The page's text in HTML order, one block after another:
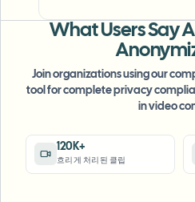
What Users Say
Join organizations using our
tool for complete privacy
in video
120K+
흐리게 처리된 클립
automatically anonymize
my vlogs."
SJ
Sarah Johnson
Content Creator YouTube
"Perfect for short-form
blur and automatic
keeps posts compliant